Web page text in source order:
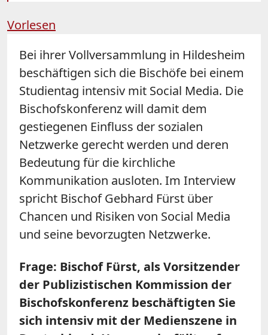
Vorlesen
Bei ihrer Vollversammlung in Hildesheim
beschäftigen sich die Bischöfe bei einem
Studientag intensiv mit Social Media. Die
Bischofskonferenz will damit dem
gestiegenen Einfluss der sozialen
Netzwerke gerecht werden und deren
Bedeutung für die kirchliche
Kommunikation ausloten. Im Interview
spricht Bischof Gebhard Fürst über
Chancen und Risiken von Social Media
und seine bevorzugten Netzwerke.
Frage: Bischof Fürst, als Vorsitzender
der Publizistischen Kommission der
Bischofskonferenz beschäftigten Sie
sich intensiv mit der Medienszene in